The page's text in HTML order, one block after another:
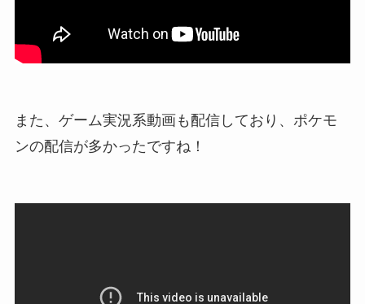
また、ゲーム実況系動画も配信しており、ポケモ
ンの配信が多かったですね！